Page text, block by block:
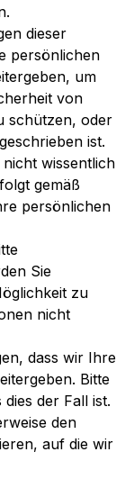
dieser
persönlichen
um
von
schützen, oder
ist.
wissentlich
gemäß
persönlichen
Sie
zu
nicht
dass wir Ihre
Bitte
der Fall ist.
den
auf die wir